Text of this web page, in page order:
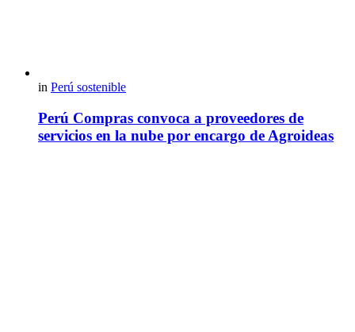
in Perú sostenible
Perú Compras convoca a proveedores de
servicios en la nube por encargo de Agroideas